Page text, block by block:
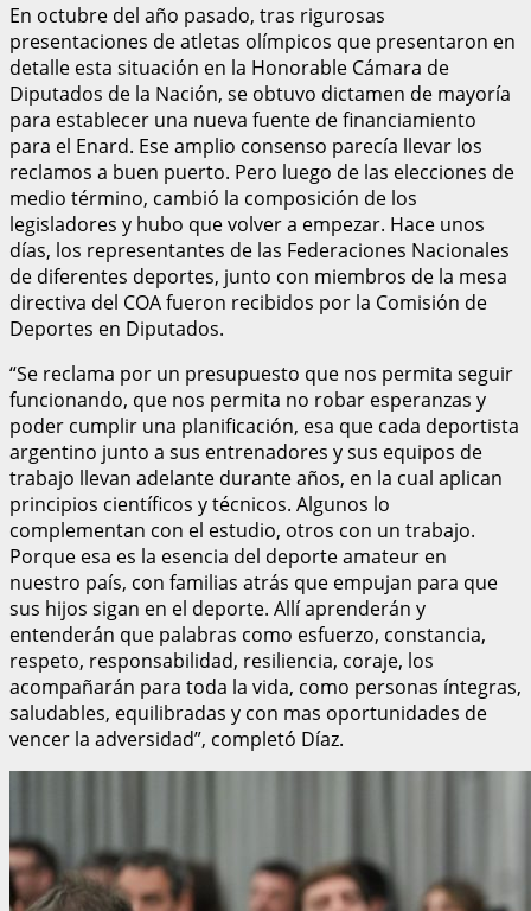
En octubre del año pasado, tras rigurosas
presentaciones de atletas olímpicos que presentaron en
detalle esta situación en la Honorable Cámara de
Diputados de la Nación, se obtuvo dictamen de mayoría
para establecer una nueva fuente de financiamiento
para el Enard. Ese amplio consenso parecía llevar los
reclamos a buen puerto. Pero luego de las elecciones de
medio término, cambió la composición de los
legisladores y hubo que volver a empezar. Hace unos
días, los representantes de las Federaciones Nacionales
de diferentes deportes, junto con miembros de la mesa
directiva del COA fueron recibidos por la Comisión de
Deportes en Diputados.
“Se reclama por un presupuesto que nos permita seguir
funcionando, que nos permita no robar esperanzas y
poder cumplir una planificación, esa que cada deportista
argentino junto a sus entrenadores y sus equipos de
trabajo llevan adelante durante años, en la cual aplican
principios científicos y técnicos. Algunos lo
complementan con el estudio, otros con un trabajo.
Porque esa es la esencia del deporte amateur en
nuestro país, con familias atrás que empujan para que
sus hijos sigan en el deporte. Allí aprenderán y
entenderán que palabras como esfuerzo, constancia,
respeto, responsabilidad, resiliencia, coraje, los
acompañarán para toda la vida, como personas íntegras,
saludables, equilibradas y con mas oportunidades de
vencer la adversidad”, completó Díaz.